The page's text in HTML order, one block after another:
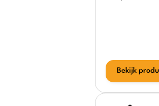
Bekijk